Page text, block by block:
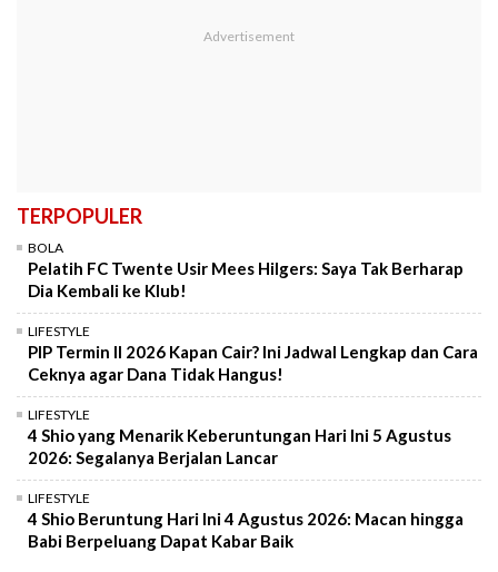
TERPOPULER
BOLA
Pelatih FC Twente Usir Mees Hilgers: Saya Tak Berharap
Dia Kembali ke Klub!
LIFESTYLE
PIP Termin II 2026 Kapan Cair? Ini Jadwal Lengkap dan Cara
Ceknya agar Dana Tidak Hangus!
LIFESTYLE
4 Shio yang Menarik Keberuntungan Hari Ini 5 Agustus
2026: Segalanya Berjalan Lancar
LIFESTYLE
4 Shio Beruntung Hari Ini 4 Agustus 2026: Macan hingga
Babi Berpeluang Dapat Kabar Baik